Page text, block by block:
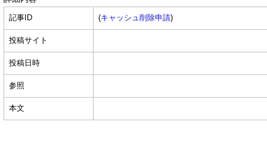
記事ID (キャッシュ削除申請)
投稿サイト
投稿日時
参照
本文